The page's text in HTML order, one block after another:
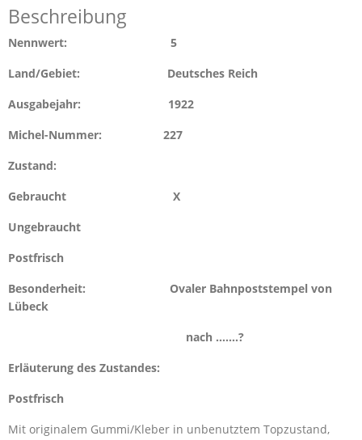
Beschreibung
Nennwert: 5
Land/Gebiet: Deutsches Reich
Ausgabejahr: 1922
Michel-Nummer: 227
Zustand:
Gebraucht X
Ungebraucht
Postfrisch
Besonderheit: Ovaler Bahnpoststempel von
Lübeck
nach …….?
Erläuterung des Zustandes:
Postfrisch
Mit originalem Gummi/Kleber in unbenutztem Topzustand,